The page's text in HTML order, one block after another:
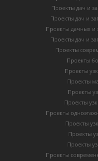
Проекты дач и
Проекты дач и
Проекты дачных и
Проекты дач и
Проекты
Проекты
Проекты
Проекты
Проекты
Проекты
Проекты
Проекты
Проекты
Проекты
Проекты